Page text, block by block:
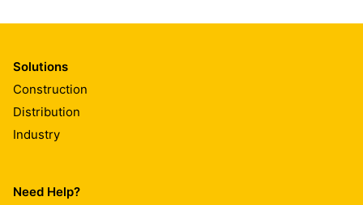
Solutions
Construction
Distribution
Industry
Need Help?